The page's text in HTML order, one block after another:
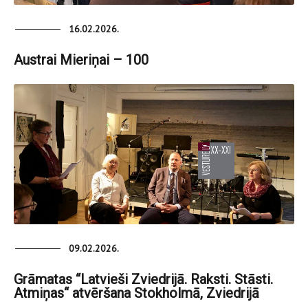
16.02.2026.
Austrai Mieriņai – 100
09.02.2026.
Grāmatas “Latvieši Zviedrijā. Raksti. Stāsti.
Atmiņas“ atvēršana Stokholmā, Zviedrijā